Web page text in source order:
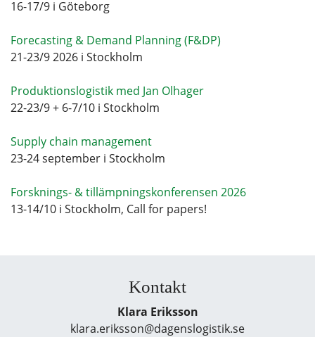
16-17/9 i Göteborg
Forecasting & Demand Planning (F&DP)
21-23/9 2026 i Stockholm
Produktionslogistik med Jan Olhager
22-23/9 + 6-7/10 i Stockholm
Supply chain management
23-24 september i Stockholm
Forsknings- & tillämpningskonferensen 2026
13-14/10 i Stockholm, Call for papers!
Kontakt
Klara Eriksson
klara.eriksson@dagenslogistik.se